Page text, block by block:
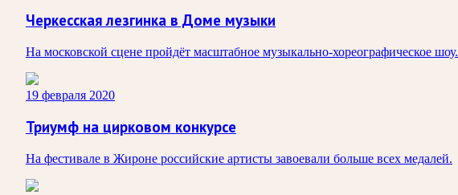
Черкесская лезгинка в Доме музыки
На московской сцене пройдёт масштабное музыкально-хореографическое шоу.
19 февраля 2020
Триумф на цирковом конкурсе
На фестивале в Жироне российские артисты завоевали больше всех медалей.